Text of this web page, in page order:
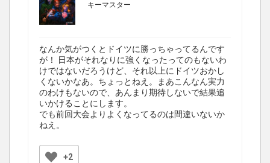
キーマスター
なんか気がつくとドイツに勝っちゃってるんです
が！ 日本がそれなりに強くなったってのもないわ
けではないだろうけど、それ以上にドイツおかし
くないかなあ。ちょっとねえ。まあこんなん実力
のわけもないので、あんまり期待しないで結果追
いかけることにします。
でも前回大会よりよくなってるのは間違いないか
ねえ。
+2